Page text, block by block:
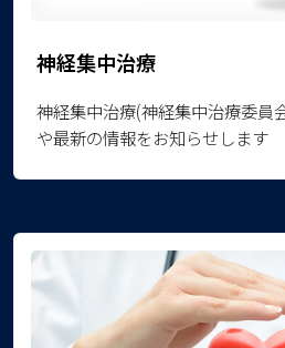
神経集中治療
神経集中治療(神経集中治療委員
や最新の情報をお知らせします